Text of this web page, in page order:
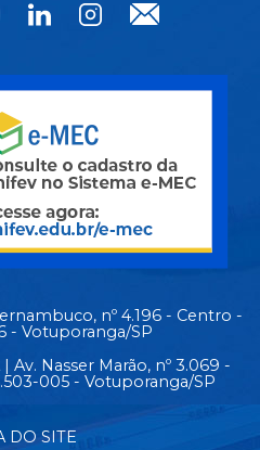
nº 4.196 - Centro -
- Votuporanga/SP
Av. Nasser Marão, nº 3.069 -
005 - Votuporanga/SP
DO SITE